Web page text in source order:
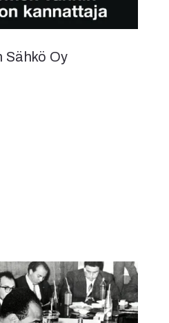
Sähkö Oy